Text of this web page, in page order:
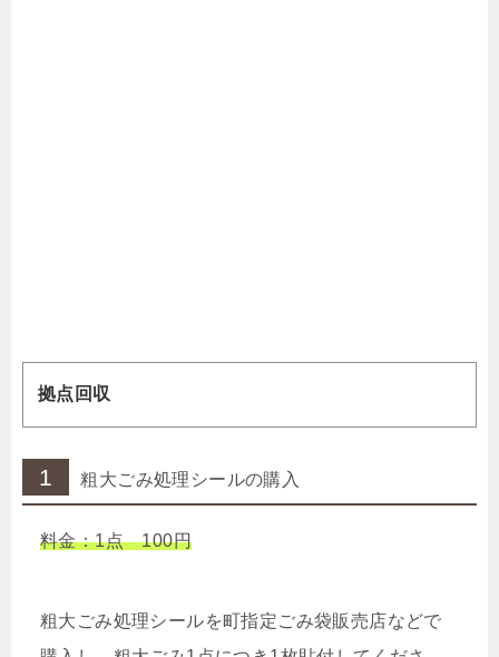
拠点回収
1 粗大ごみ処理シールの購入
料金：1点 100円
粗大ごみ処理シールを町指定ごみ袋販売店などで